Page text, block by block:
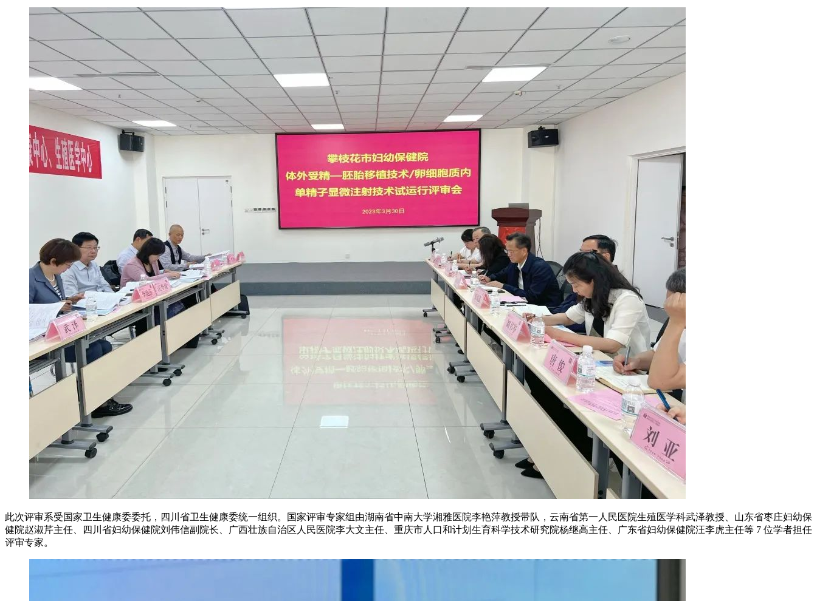
此次评审系受国家卫生健康委委托，四川省卫生健康委统一组织。国家评审专家组由湖南省中南大学湘雅医院李艳萍教授带队，云南省第一人民医院生殖医学科武泽教授、山东省枣庄妇幼保
健院赵淑芹主任、四川省妇幼保健院刘伟信副院长、广西壮族自治区人民医院李大文主任、重庆市人口和计划生育科学技术研究院杨继高主任、广东省妇幼保健院汪李虎主任等 7 位学者担任
评审专家。